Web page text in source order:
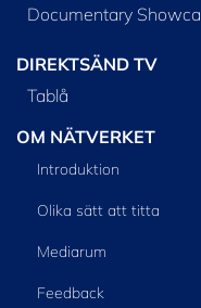
Documentary
DIREKTSÄND TV
Tablå
OM NÄTVERKET
Introduktion
Olika sätt att titta
Mediarum
Feedback